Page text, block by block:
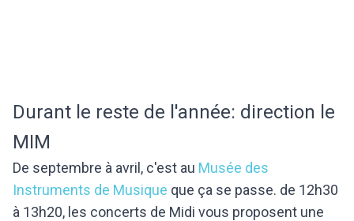
Durant le reste de l'année: direction le
MIM
De septembre à avril, c'est au Musée des
Instruments de Musique que ça se passe. de 12h30
à 13h20, les concerts de Midi vous proposent une